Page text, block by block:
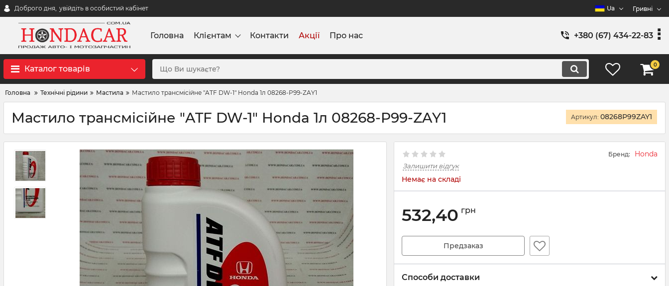
Доброго дня, увійдіть в особистий кабінет Ua Гривні
Головна Клієнтам Контакти Акції Про нас +380 (67) 434-22-83
Каталог товарів 0
Головна Технічні рідини Мастила Мастило трансмісійне "ATF DW-1" Honda 1л 08268-P99-ZAY1
Мастило трансмісійне "ATF DW-1" Honda 1л 08268-P99-ZAY1 Артикул: 08268P99ZAY1
Бренд: Honda
Залишити відгук
Немає на складі
532,40 грн
Предзаказ
Способи доставки